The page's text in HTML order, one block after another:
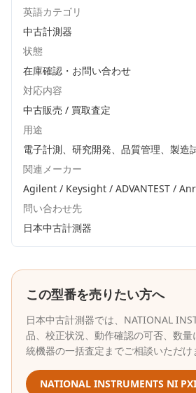
英語カテゴリ
中古計測器
状態
在庫確認・お問い合わせ
対応内容
中古販売 / 買取査定
用途
電子計測、研究開発、品質管理、製造
関連メーカー
Agilent / Keysight / ADVANTEST /
問い合わせ先
日本中古計測器
この型番を売りたい方へ
日本中古計測器では、 NATIONAL
品、校正状況、動作確認の可否、数
統機器の一括査定までご相談いただけ
NATIONAL INSTRUMENTS NI